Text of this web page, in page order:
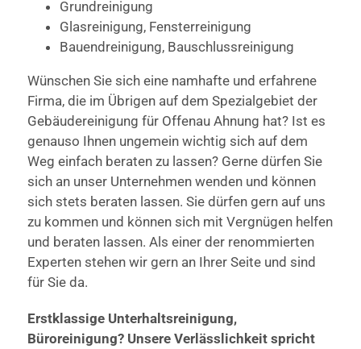
Grundreinigung
Glasreinigung, Fensterreinigung
Bauendreinigung, Bauschlussreinigung
Wünschen Sie sich eine namhafte und erfahrene
Firma, die im Übrigen auf dem Spezialgebiet der
Gebäudereinigung für Offenau Ahnung hat? Ist es
genauso Ihnen ungemein wichtig sich auf dem
Weg einfach beraten zu lassen? Gerne dürfen Sie
sich an unser Unternehmen wenden und können
sich stets beraten lassen. Sie dürfen gern auf uns
zu kommen und können sich mit Vergnügen helfen
und beraten lassen. Als einer der renommierten
Experten stehen wir gern an Ihrer Seite und sind
für Sie da.
Erstklassige Unterhaltsreinigung,
Büroreinigung? Unsere Verlässlichkeit spricht